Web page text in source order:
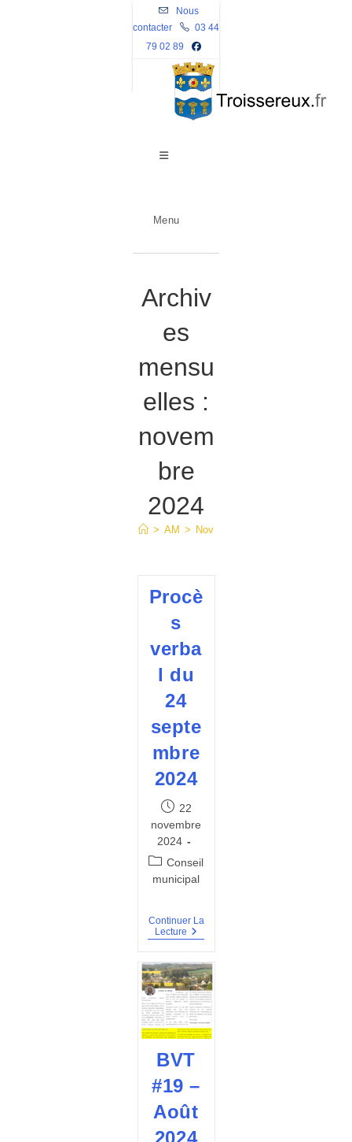
Skip
to
content
Nous
contacter
03 44
79 02 89
Menu
Archiv
es
mensu
elles :
novem
bre
2024
> AM > Nov
Procè
s
verba
l du
24
septe
mbre
2024
Publication
publiée :
22
novembre
2024
Post
category:
Conseil
municipal
Continuer La
Lecture Procès
24
Septembre
2024
BVT
#19 –
Août
2024